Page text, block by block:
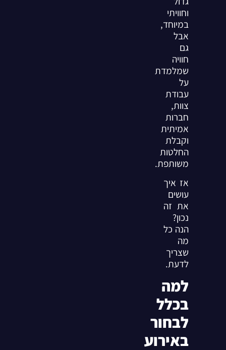
וחוויתי
במיוחד,
אבל
גם
חוויה
שמלמדת
על
עבודת
צוות,
חברות
אמיתית
וקבלת
החלטות
משותפת.
אז איך
עושים
את זה
נכון?
הנה כל
מה
שצריך
לדעת.
למה
בכלל
לבחור
באירוע